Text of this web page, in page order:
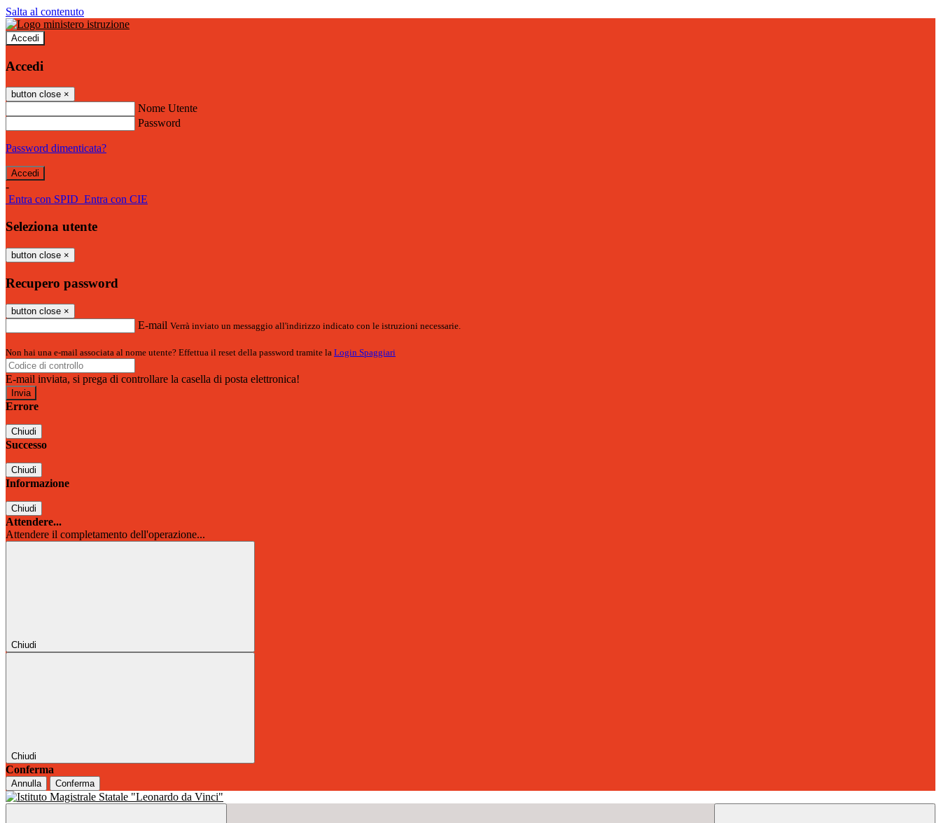
Salta al contenuto
Accedi
Accedi
button close ×
Nome Utente
Password
Password dimenticata?
-
Entra con SPID Entra con CIE
Seleziona utente
button close ×
Recupero password
button close ×
E-mail Verrà inviato un messaggio all'indirizzo indicato con le istruzioni necessarie.
Non hai una e-mail associata al nome utente? Effettua il reset della password tramite la Login Spaggiari
E-mail inviata, si prega di controllare la casella di posta elettronica!
Errore
Chiudi
Successo
Chiudi
Informazione
Chiudi
Attendere...
Attendere il completamento dell'operazione...
Chiudi
Chiudi
Conferma
Annulla Conferma